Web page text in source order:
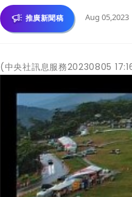
推廣新聞稿 Aug 05,2023
(中央社訊息服務20230805